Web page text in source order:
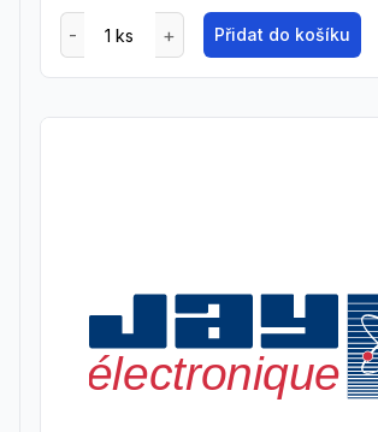
Přidat do košíku